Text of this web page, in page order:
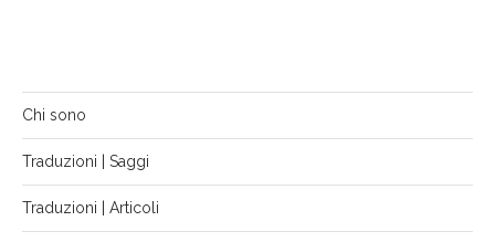
Chi sono
Traduzioni | Saggi
Traduzioni | Articoli